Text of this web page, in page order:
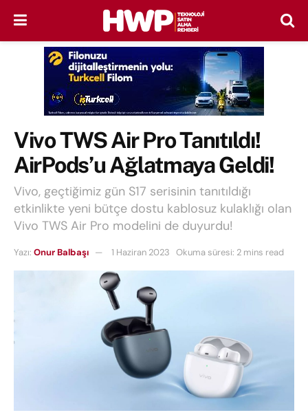
Vivo TWS Air Pro Tanıtıldı!
AirPods’u Ağlatmaya Geldi!
Vivo, geçtiğimiz gün S17 serisinin tanıtıldığı
etkinlikte yeni bütçe dostu kablosuz kulaklığı olan
Vivo TWS Air Pro modelini de duyurdu!
Yazı: Onur Balbaşı 1 Haziran 2023 Okuma süresi: 2 mins read